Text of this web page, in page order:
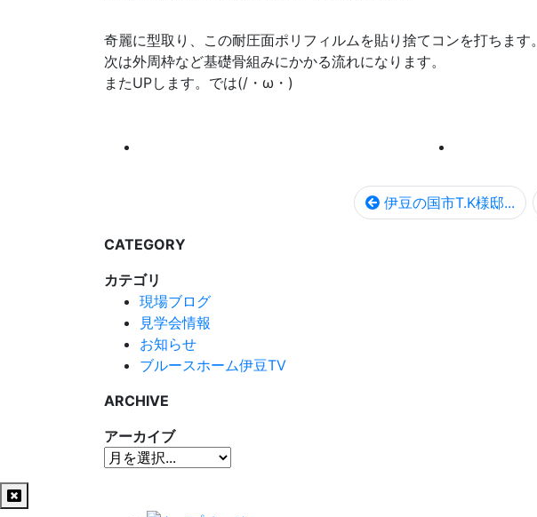
奇麗に型取り、この耐圧面ポリフィルムを貼り捨てコンを打ちます。
次は外周枠など基礎骨組みにかかる流れになります。
またUPします。では(/・ω・)
伊豆の国市T.K様邸...
CATEGORY
カテゴリ
現場ブログ
見学会情報
お知らせ
ブルースホーム伊豆TV
ARCHIVE
アーカイブ